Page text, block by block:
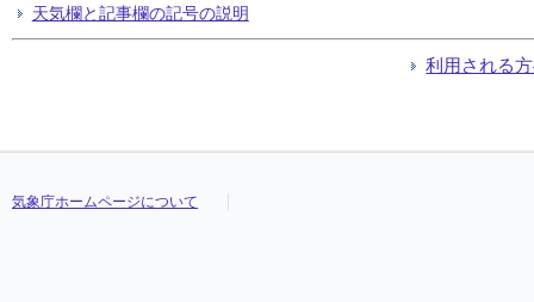
天気欄と記事欄の記号の説明
利用される
気象庁ホームページについて